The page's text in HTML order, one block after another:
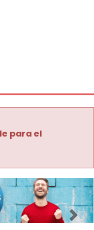
para el